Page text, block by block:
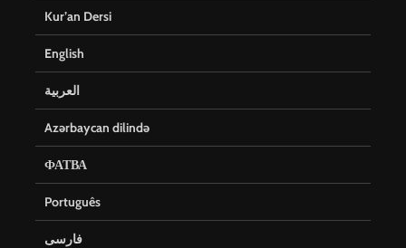
Kur’an Dersi
English
العربية
Azərbaycan dilində
ФАТВА
Português
فارسی